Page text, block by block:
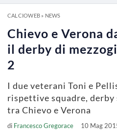
CALCIOWEB» NEWS
Chievo e Verona
il derby di
2
I due veterani Toni e
rispettive squadre,
tra Chievo e Verona
di Francesco Gregorace 10 Mag